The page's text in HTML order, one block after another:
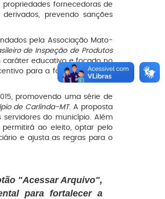
fornecedoras de
prevendo sanções
pela Associação Mato-
de Inspeção de Produtos
caráter educativo e focado no
para a formalização e o
promovendo uma série de
de Carlinda-MT. A proposta
do município. Além
ao eleito, optar pelo
e ajusta as regras para o
"Acessar Arquivo",
para fortalecer a